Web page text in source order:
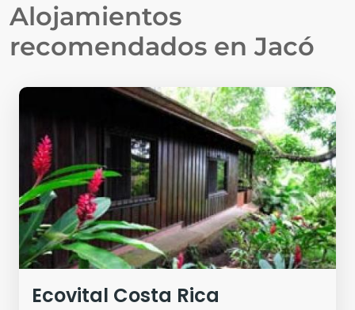
Alojamientos
recomendados en Jacó
Ecovital Costa Rica